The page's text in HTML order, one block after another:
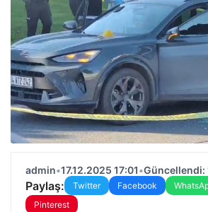
admin•17.12.2025 17:01•Güncellendi:
Paylaş: Twitter Facebook
Pinterest